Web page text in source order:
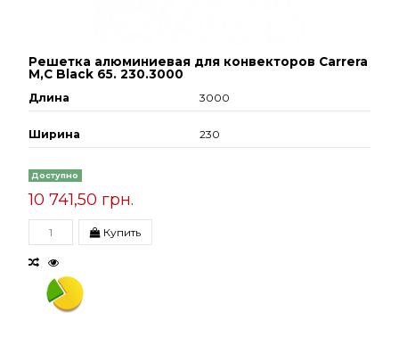
Решетка алюминиевая для конвекторов Carrera
М,С Black 65. 230.3000
Длина 3000
Ширина 230
Доступно
10 741,50 грн.
Купить